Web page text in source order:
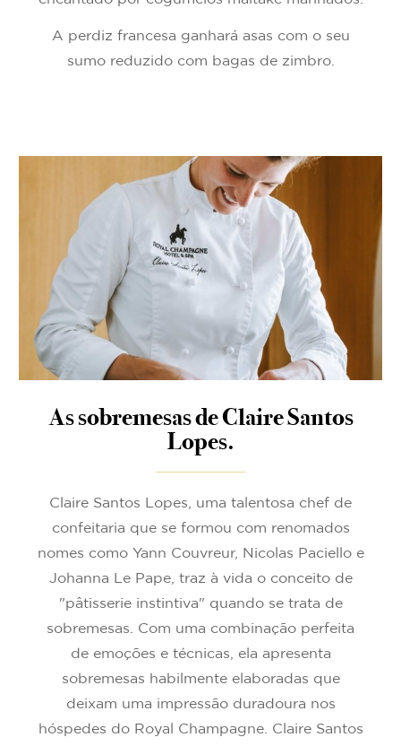
A perdiz francesa ganhará asas com o seu
sumo reduzido com bagas de zimbro.
As sobremesas de Claire Santos
Lopes.
Claire Santos Lopes, uma talentosa chef de
confeitaria que se formou com renomados
nomes como Yann Couvreur, Nicolas Paciello e
Johanna Le Pape, traz à vida o conceito de
"pâtisserie instintiva" quando se trata de
sobremesas. Com uma combinação perfeita
de emoções e técnicas, ela apresenta
sobremesas habilmente elaboradas que
deixam uma impressão duradoura nos
hóspedes do Royal Champagne. Claire Santos